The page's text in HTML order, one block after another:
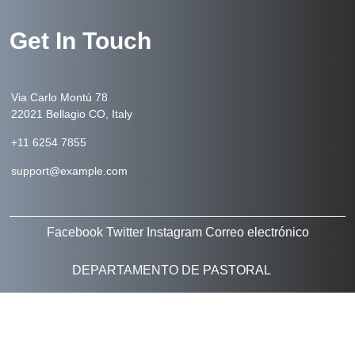
Get In Touch
Via Carlo Montù 78
22021 Bellagio CO, Italy
+11 6254 7855
support@example.com
Facebook Twitter Instagram Correo electrónico
DEPARTAMENTO DE PASTORAL